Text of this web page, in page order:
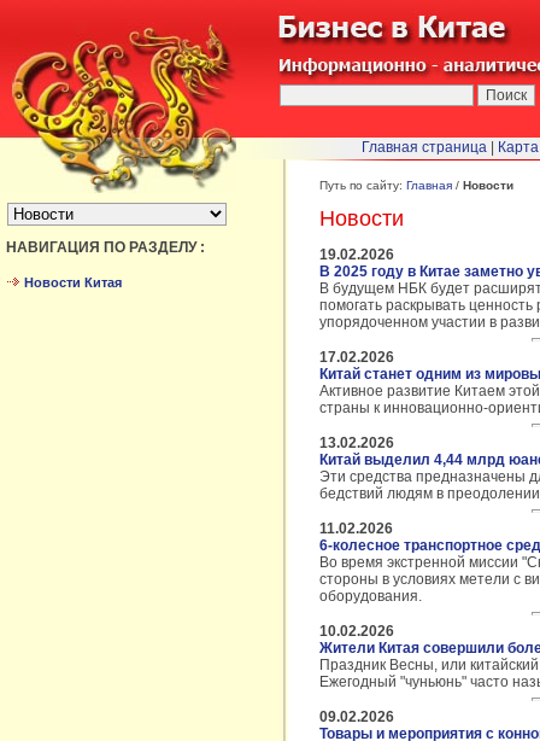
БЫСТРЫЙ ПЕРЕХОД :
НАВИГАЦИЯ ПО РАЗДЕЛУ :
Новости Китая
Путь по сайту: Главная / Новости
Новости
19.02.2026
В 2025 году в Китае заметно
В будущем НБК будет
помогать раскрывать
упорядоченном участии в
17.02.2026
Китай станет одним из
Активное развитие Китаем
страны к инновационно-
13.02.2026
Китай выделил 4,44 млрд
Эти средства предназначены
бедствий людям в
11.02.2026
6-колесное транспортное
Во время экстренной миссии
стороны в условиях метели с
оборудования.
10.02.2026
Жители Китая совершили
Праздник Весны, или
Ежегодный "чуньюнь" часто
09.02.2026
Товары и мероприятия с
Главная страница